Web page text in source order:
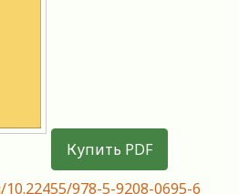
Купить PDF
978-5-9208-0695-6